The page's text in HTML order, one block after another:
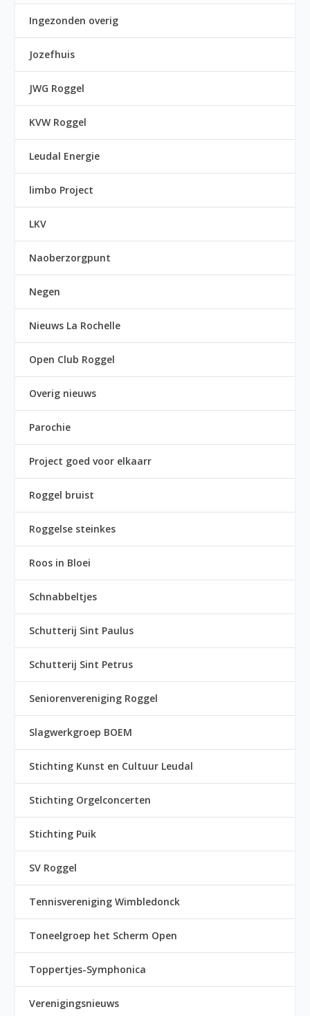
Ingezonden overig
Jozefhuis
JWG Roggel
KVW Roggel
Leudal Energie
limbo Project
LKV
Naoberzorgpunt
Negen
Nieuws La Rochelle
Open Club Roggel
Overig nieuws
Parochie
Project goed voor elkaarr
Roggel bruist
Roggelse steinkes
Roos in Bloei
Schnabbeltjes
Schutterij Sint Paulus
Schutterij Sint Petrus
Seniorenvereniging Roggel
Slagwerkgroep BOEM
Stichting Kunst en Cultuur Leudal
Stichting Orgelconcerten
Stichting Puik
SV Roggel
Tennisvereniging Wimbledonck
Toneelgroep het Scherm Open
Toppertjes-Symphonica
Verenigingsnieuws